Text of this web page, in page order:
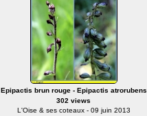
Epipactis brun rouge - Epipactis atrorubens
302 views
L'Oise & ses coteaux - 09 juin 2013